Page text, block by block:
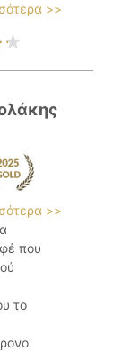
>>
>>
που
το